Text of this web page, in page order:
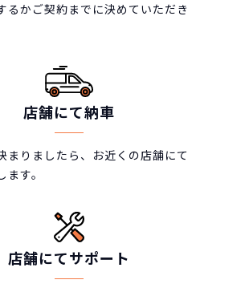
るかご契約までに決めていただき
店舗にて納車
まりましたら、お近くの店舗にて
す。
店舗にてサポート